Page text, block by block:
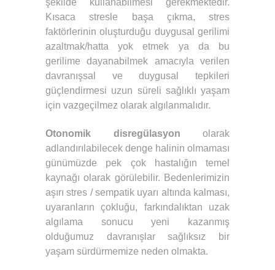
şekilde kullanabilmesi gerekmektedir.
Kısaca stresle başa çıkma, stres
faktörlerinin oluşturduğu duygusal gerilimi
azaltmak/hatta yok etmek ya da bu
gerilime dayanabilmek amacıyla verilen
davranışsal ve duygusal tepkileri
güçlendirmesi uzun süreli sağlıklı yaşam
için vazgeçilmez olarak algılanmalıdır.
Otonomik disregülasyon olarak
adlandırılabilecek denge halinin olmaması
günümüzde pek çok hastalığın temel
kaynağı olarak görülebilir. Bedenlerimizin
aşırı stres / sempatik uyarı altında kalması,
uyaranların çokluğu, farkındalıktan uzak
algılama sonucu yeni kazanmış
olduğumuz davranışlar sağlıksız bir
yaşam sürdürmemize neden olmakta.